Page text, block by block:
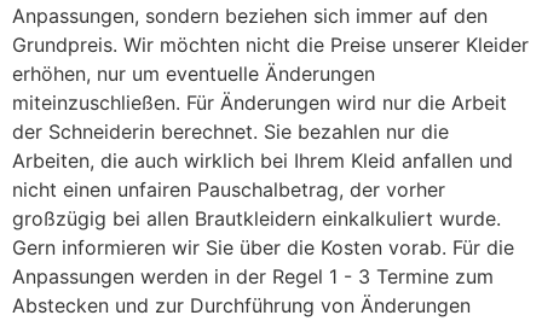
Anpassungen, sondern beziehen sich immer auf den
Grundpreis. Wir möchten nicht die Preise unserer Kleider
erhöhen, nur um eventuelle Änderungen
miteinzuschließen. Für Änderungen wird nur die Arbeit
der Schneiderin berechnet. Sie bezahlen nur die
Arbeiten, die auch wirklich bei Ihrem Kleid anfallen und
nicht einen unfairen Pauschalbetrag, der vorher
großzügig bei allen Brautkleidern einkalkuliert wurde.
Gern informieren wir Sie über die Kosten vorab. Für die
Anpassungen werden in der Regel 1 - 3 Termine zum
Abstecken und zur Durchführung von Änderungen